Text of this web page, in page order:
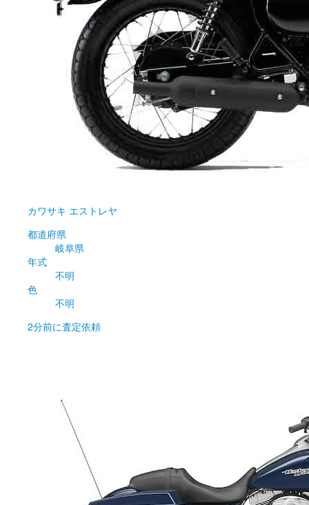
カワサキ エストレヤ
都道府県
岐阜県
年式
不明
色
不明
2分前に査定依頼